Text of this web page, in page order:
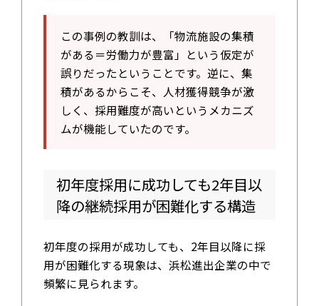
この事例の教訓は、「物流施設の集積
がある＝労働力が豊富」という仮定が
誤りだったということです。逆に、集
積があるからこそ、人材獲得競争が激
しく、採用難度が高いというメカニズ
ムが機能していたのです。
初年度採用に成功しても2年目以
降の継続採用が困難化する構造
初年度の採用が成功しても、2年目以降に採
用が困難化する現象は、浜松進出企業の中で
頻繁に見られます。